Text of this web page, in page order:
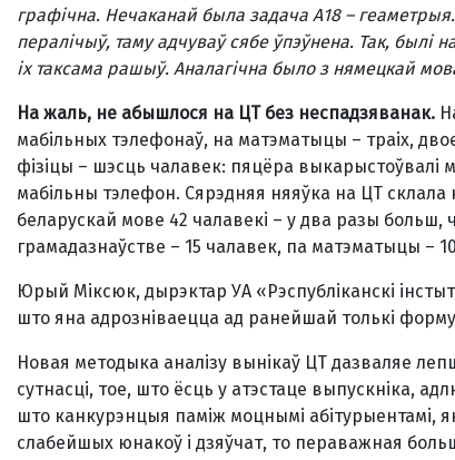
графічна. Нечаканай была задача А18 –
пералічыў, таму адчуваў сябе ўпэўнена. Так,
іх таксама рашыў. Аналагічна было з нямецкай
На жаль, не абышлося на ЦТ без неспадзяванак.
мабільных тэлефонаў, на матэматыцы – траіх,
фізіцы – шэсць чалавек: пяцёра выкарыстоўвалі
мабільны тэлефон. Сярэдняя няяўка на ЦТ
беларускай мове 42 чалавекі – у два разы
грамадазнаўстве – 15 чалавек, па матэматыцы –
Юрый Міксюк, дырэктар УА «Рэспубліканскі
што яна адрозніваецца ад ранейшай толькі
Новая методыка аналізу вынікаў ЦТ дазваляе
сутнасці, тое, што ёсць у атэстаце выпускніка,
што канкурэнцыя паміж моцнымі абітурыентамі,
слабейшых юнакоў і дзяўчат, то пераважная